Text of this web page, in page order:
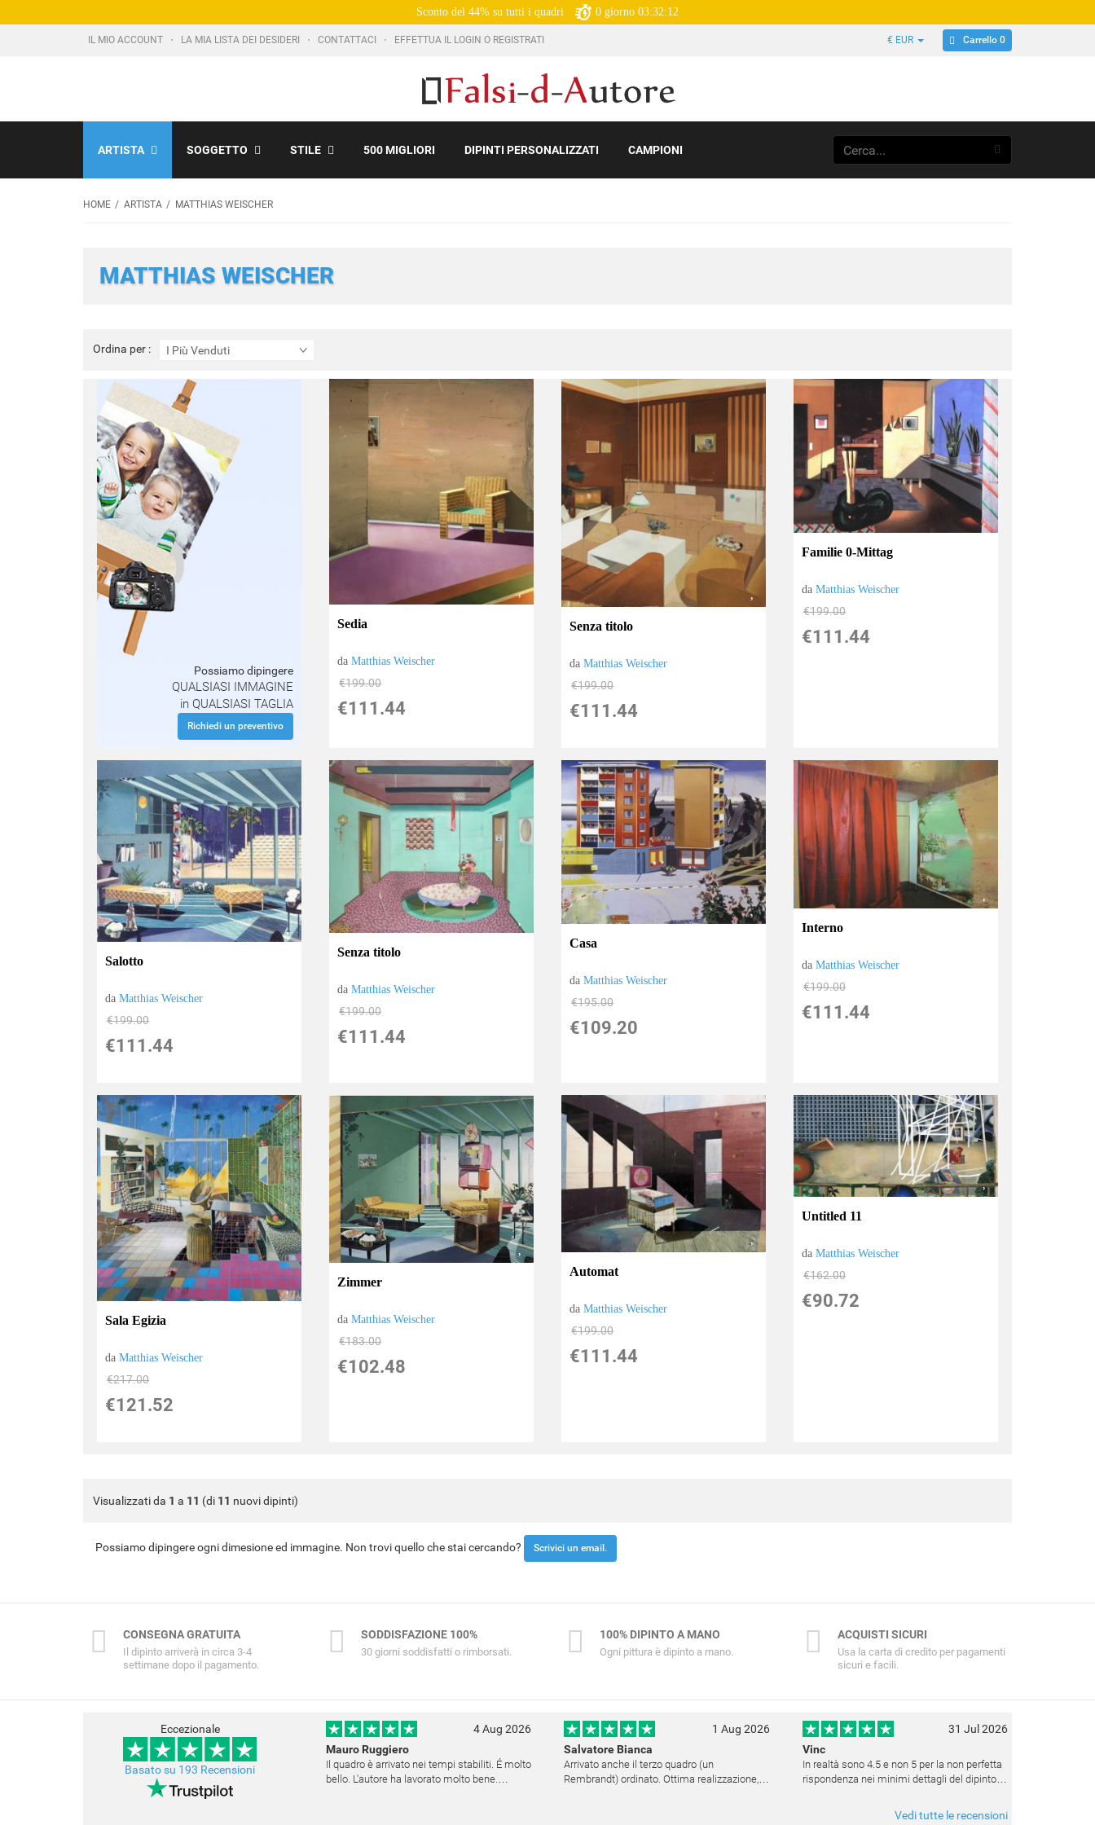
Sconto del 44% su tutti i quadri 0 giorno 03:32:11
IL MIO ACCOUNT LA MIA LISTA DEI DESIDERI CONTATTACI EFFETTUA IL LOGIN O REGISTRATI € EUR Carrello 0
ARTISTA SOGGETTO STILE 500 MIGLIORI DIPINTI PERSONALIZZATI CAMPIONI
HOME ARTISTA MATTHIAS WEISCHER
MATTHIAS WEISCHER
Ordina per : I Più Venduti
Ordina
per
Possiamo dipingere
QUALSIASI IMMAGINE
in QUALSIASI TAGLIA
Richiedi un preventivo
Sedia
daMatthias Weischer
€199.00
€111.44
Senza titolo
daMatthias Weischer
€199.00
€111.44
Familie 0-Mittag
daMatthias Weischer
€199.00
€111.44
Salotto
daMatthias Weischer
€199.00
€111.44
Senza titolo
daMatthias Weischer
€199.00
€111.44
Casa
daMatthias Weischer
€195.00
€109.20
Interno
daMatthias Weischer
€199.00
€111.44
Sala Egizia
daMatthias Weischer
€217.00
€121.52
Zimmer
daMatthias Weischer
€183.00
€102.48
Automat
daMatthias Weischer
€199.00
€111.44
Untitled 11
daMatthias Weischer
€162.00
€90.72
Visualizzati da 1 a 11 (di 11 nuovi dipinti)
Possiamo dipingere ogni dimesione ed immagine. Non trovi quello che stai cercando? Scrivici un email.
CONSEGNA GRATUITA
Il dipinto arriverà in circa 3-4
settimane dopo il pagamento.
SODDISFAZIONE 100%
30 giorni soddisfatti o rimborsati.
100% DIPINTO A MANO
Ogni pittura è dipinto a mano.
ACQUISTI SICURI
Usa la carta di credito per pagamenti
sicuri e facili.
Eccezionale
Basato su 193 Recensioni
4 Aug 2026
Mauro Ruggiero
Il quadro è arrivato nei tempi stabiliti. É molto
bello. L'autore ha lavorato molto bene.
1 Aug 2026
Salvatore Bianca
Arrivato anche il terzo quadro (un
Rembrandt) ordinato. Ottima realizzazione,
31 Jul 2026
Vinc
In realtà sono 4.5 e non 5 per la non perfetta
rispondenza nei minimi dettagli del dipinto.
dipinto, da quando è stato spedito, è giunto in
Vedi tutte le recensioni